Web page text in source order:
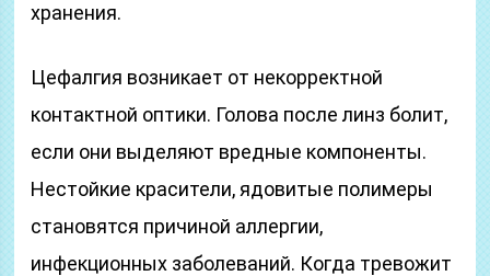
хранения.
Цефалгия возникает от некорректной
контактной оптики. Голова после линз болит,
если они выделяют вредные компоненты.
Нестойкие красители, ядовитые полимеры
становятся причиной аллергии,
инфекционных заболеваний. Когда тревожит